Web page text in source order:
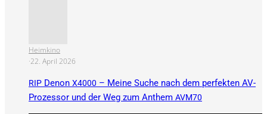
Heimkino
·22. April 2026
RIP Denon X4000 – Meine Suche nach dem perfekten AV-
Prozessor und der Weg zum Anthem AVM70